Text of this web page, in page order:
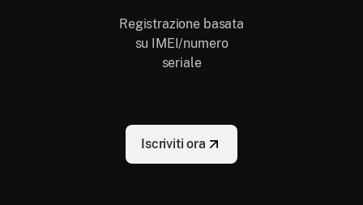
Registrazione basata
su IMEI/numero
seriale
Iscriviti ora